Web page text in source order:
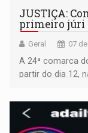
JUSTIÇA:
primeiro júri
Geral 07
A 24ª comarca
partir do dia 12,